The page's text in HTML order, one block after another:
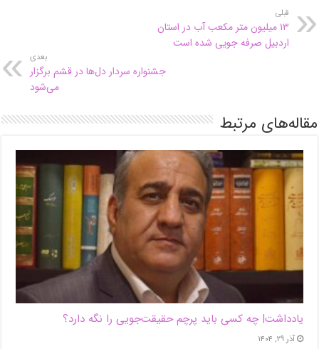
قبلی
۱۳ میلیون متر مکعب آب در استان
اردبیل صرفه جویی شده است
بعدی
جشنواره سردار دل‌ها در قشم برگزار
می‌شود
مقاله‌های مرتبط
یادداشت| ‌چه کسی باید پرچم حقیقت‌جویی را نگه دارد؟
آذر ۲۹, ۱۴۰۴